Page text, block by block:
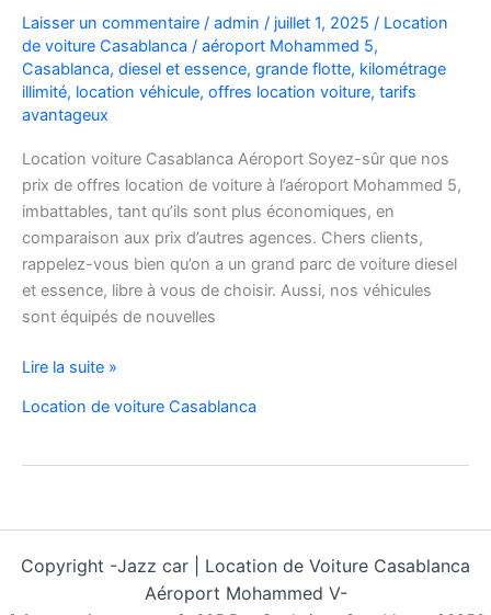
Laisser un commentaire / admin / juillet 1, 2025 / Location
de voiture Casablanca / aéroport Mohammed 5,
Casablanca, diesel et essence, grande flotte, kilométrage
illimité, location véhicule, offres location voiture, tarifs
avantageux
Location voiture Casablanca Aéroport Soyez-sûr que nos
prix de offres location de voiture à l’aéroport Mohammed 5,
imbattables, tant qu’ils sont plus économiques, en
comparaison aux prix d’autres agences. Chers clients,
rappelez-vous bien qu’on a un grand parc de voiture diesel
et essence, libre à vous de choisir. Aussi, nos véhicules
sont équipés de nouvelles
offres
de
à
Lire la suite »
Location de voiture Casablanca
Copyright -Jazz car | Location de Voiture Casablanca
Aéroport Mohammed V-